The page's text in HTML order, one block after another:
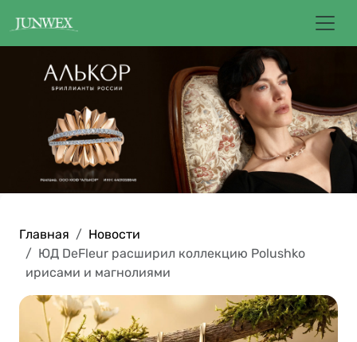
Главная
Новости
ЮД DeFleur расширил коллекцию Polushko
ирисами и магнолиями